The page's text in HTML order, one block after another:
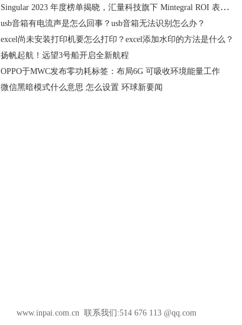
Singular 2023 年度榜单揭晓，汇量科技旗下 Mintegral ROI 表现跻身全球前五
usb音箱有电流声是怎么回事？usb音箱无法识别怎么办？
excel尚未安装打印机要怎么打印？excel添加水印的方法是什么？
扬帆起航！远望3号船开启全新航程
OPPO于MWC发布零功耗标签：布局6G 可吸收环境能量工作
微信黑暗模式什么意思 怎么设置 环球新要闻
www.inpai.com.cn 联系我们:514 676 113 @qq.com